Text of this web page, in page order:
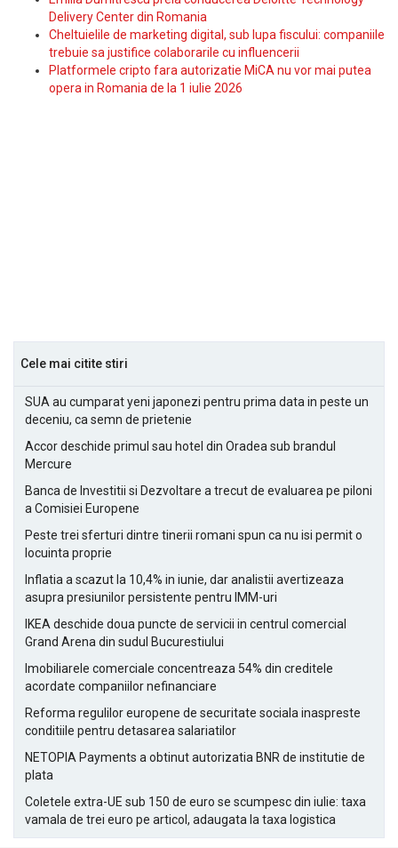
Delivery Center din Romania
Cheltuielile de marketing digital, sub lupa fiscului: companiile
trebuie sa justifice colaborarile cu influencerii
Platformele cripto fara autorizatie MiCA nu vor mai putea
opera in Romania de la 1 iulie 2026
Cele mai citite stiri
SUA au cumparat yeni japonezi pentru prima data in peste un
deceniu, ca semn de prietenie
Accor deschide primul sau hotel din Oradea sub brandul
Mercure
Banca de Investitii si Dezvoltare a trecut de evaluarea pe piloni
a Comisiei Europene
Peste trei sferturi dintre tinerii romani spun ca nu isi permit o
locuinta proprie
Inflatia a scazut la 10,4% in iunie, dar analistii avertizeaza
asupra presiunilor persistente pentru IMM-uri
IKEA deschide doua puncte de servicii in centrul comercial
Grand Arena din sudul Bucurestiului
Imobiliarele comerciale concentreaza 54% din creditele
acordate companiilor nefinanciare
Reforma regulilor europene de securitate sociala inaspreste
conditiile pentru detasarea salariatilor
NETOPIA Payments a obtinut autorizatia BNR de institutie de
plata
Coletele extra-UE sub 150 de euro se scumpesc din iulie: taxa
vamala de trei euro pe articol, adaugata la taxa logistica